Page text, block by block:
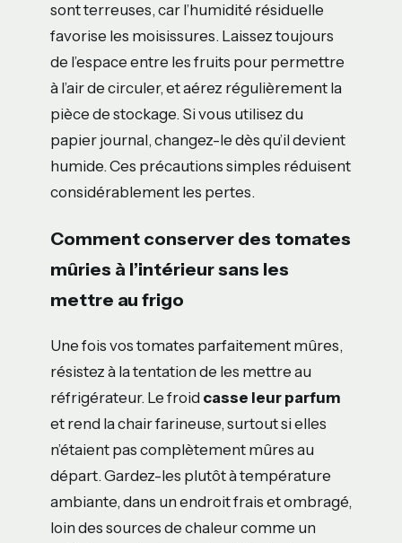
sont terreuses, car l’humidité résiduelle
favorise les moisissures. Laissez toujours
de l’espace entre les fruits pour permettre
à l’air de circuler, et aérez régulièrement la
pièce de stockage. Si vous utilisez du
papier journal, changez-le dès qu’il devient
humide. Ces précautions simples réduisent
considérablement les pertes.
Comment conserver des tomates
mûries à l’intérieur sans les
mettre au frigo
Une fois vos tomates parfaitement mûres,
résistez à la tentation de les mettre au
réfrigérateur. Le froid casse leur parfum
et rend la chair farineuse, surtout si elles
n’étaient pas complètement mûres au
départ. Gardez-les plutôt à température
ambiante, dans un endroit frais et ombragé,
loin des sources de chaleur comme un